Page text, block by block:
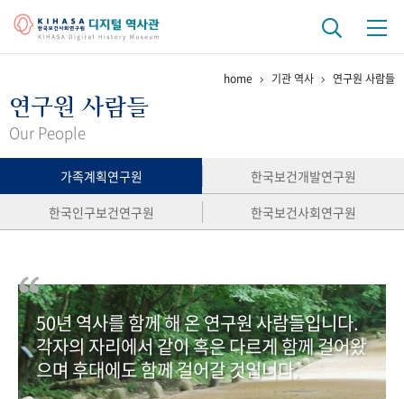
걸어온 길 기관 변천사
연구 역사
정책과 연구 키워드로 보는 연구 역사
연구자들
간행물 변천사
기록물 아카이브
사진 아카이브 문서 기록물 행정박물 영상 기록물
50+1주년 기념
home 기관 역사 연구원 사람들
연구원 사람들
Our People
가족계획연구원
한국보건개발연구원
한국인구보건연구원
한국보건사회연구원
50년 역사를 함께 해 온 연구원 사람들입니다.
각자의 자리에서 같이 혹은 다르게 함께 걸어왔
으며 후대에도 함께 걸어갈 것입니다.